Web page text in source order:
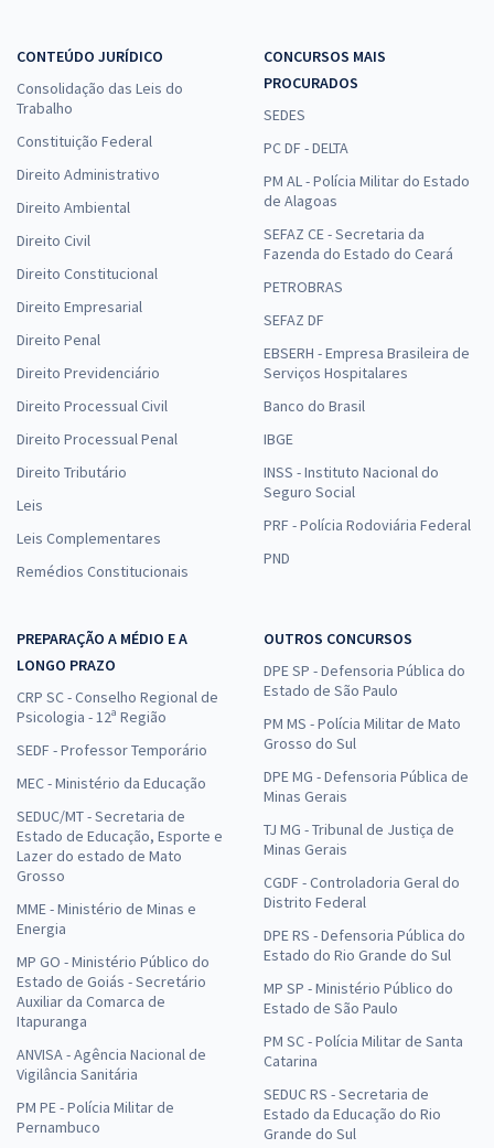
CONTEÚDO JURÍDICO
Consolidação das Leis do
Trabalho
Constituição Federal
Direito Administrativo
Direito Ambiental
Direito Civil
Direito Constitucional
Direito Empresarial
Direito Penal
Direito Previdenciário
Direito Processual Civil
Direito Processual Penal
Direito Tributário
Leis
Leis Complementares
Remédios Constitucionais
CONCURSOS MAIS
PROCURADOS
SEDES
PC DF - DELTA
PM AL - Polícia Militar do Estado
de Alagoas
SEFAZ CE - Secretaria da
Fazenda do Estado do Ceará
PETROBRAS
SEFAZ DF
EBSERH - Empresa Brasileira de
Serviços Hospitalares
Banco do Brasil
IBGE
INSS - Instituto Nacional do
Seguro Social
PRF - Polícia Rodoviária Federal
PND
PREPARAÇÃO A MÉDIO E A
LONGO PRAZO
CRP SC - Conselho Regional de
Psicologia - 12ª Região
SEDF - Professor Temporário
MEC - Ministério da Educação
SEDUC/MT - Secretaria de
Estado de Educação, Esporte e
Lazer do estado de Mato
Grosso
MME - Ministério de Minas e
Energia
MP GO - Ministério Público do
Estado de Goiás - Secretário
Auxiliar da Comarca de
Itapuranga
ANVISA - Agência Nacional de
Vigilância Sanitária
PM PE - Polícia Militar de
Pernambuco
OUTROS CONCURSOS
DPE SP - Defensoria Pública do
Estado de São Paulo
PM MS - Polícia Militar de Mato
Grosso do Sul
DPE MG - Defensoria Pública de
Minas Gerais
TJ MG - Tribunal de Justiça de
Minas Gerais
CGDF - Controladoria Geral do
Distrito Federal
DPE RS - Defensoria Pública do
Estado do Rio Grande do Sul
MP SP - Ministério Público do
Estado de São Paulo
PM SC - Polícia Militar de Santa
Catarina
SEDUC RS - Secretaria de
Estado da Educação do Rio
Grande do Sul